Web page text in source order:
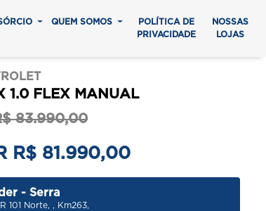
QUEM SOMOS
POLÍTICA DE
PRIVACIDADE
NOSSAS
LOJAS
1.0 FLEX MANUAL
83.990,00
R$ 81.990,00
- Serra
101 Norte, , Km263,